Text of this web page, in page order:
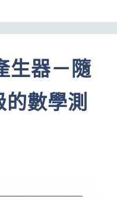
生器－隨
數學測